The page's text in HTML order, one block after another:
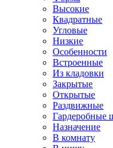
Высокие
Квадратные
Угловые
Низкие
Особенности
Встроенные
Из кладовки
Закрытые
Открытые
Раздвижные
Гардеробные
Назначение
В комнату